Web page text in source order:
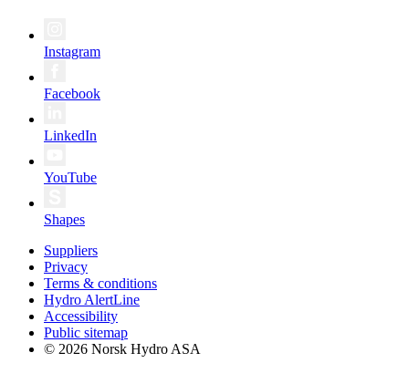
Instagram
Facebook
LinkedIn
YouTube
Shapes
Suppliers
Privacy
Terms & conditions
Hydro AlertLine
Accessibility
Public sitemap
© 2026 Norsk Hydro ASA